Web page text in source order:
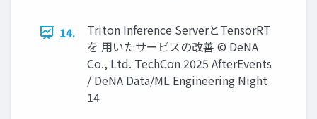
14.
Triton Inference ServerとTensorRT
を 用いたサービスの改善 © DeNA
Co., Ltd. TechCon 2025 AfterEvents
/ DeNA Data/ML Engineering Night
14